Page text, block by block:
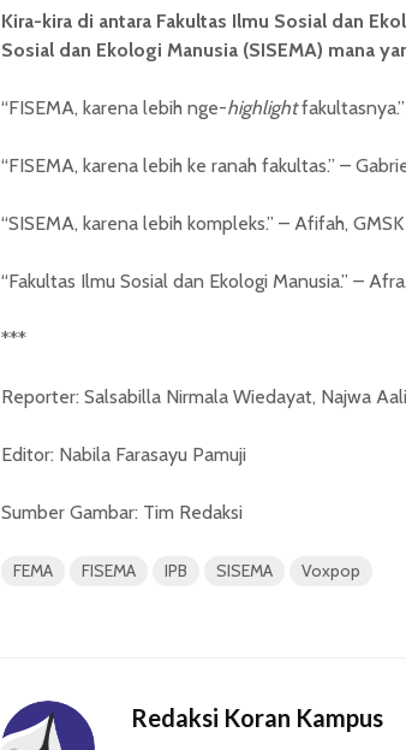
Kira-kira di antara Fakultas Ilmu Sosial dan
Sosial dan Ekologi Manusia (SISEMA) mana
“FISEMA, karena lebih nge-highlight
“FISEMA, karena lebih ke ranah fakultas.” –
“SISEMA, karena lebih kompleks.” – Afifah,
“Fakultas Ilmu Sosial dan Ekologi Manusia.” –
***
Reporter: Salsabilla Nirmala Wiedayat, Najwa
Editor: Nabila Farasayu Pamuji
Sumber Gambar: Tim Redaksi
FEMA FISEMA IPB SISEMA Voxpop
Redaksi Koran Kampus